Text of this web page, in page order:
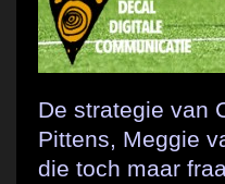
De strategie van
Pittens, Meggie
die toch maar